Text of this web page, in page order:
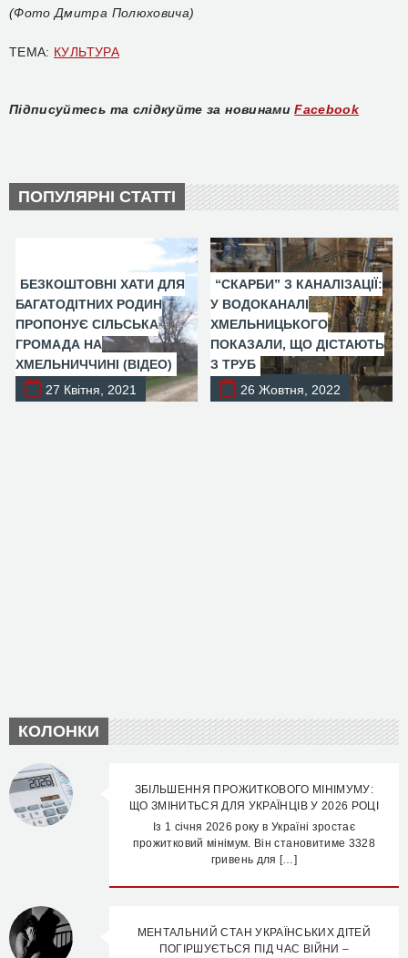
(Фото Дмитра Полюховича)
ТЕМА: КУЛЬТУРА
Підписуйтесь та слідкуйте за новинами Facebook
ПОПУЛЯРНІ СТАТТІ
БЕЗКОШТОВНІ ХАТИ ДЛЯ
БАГАТОДІТНИХ РОДИН
ПРОПОНУЄ СІЛЬСЬКА
ГРОМАДА НА
ХМЕЛЬНИЧЧИНІ (ВІДЕО)
27 Квітня, 2021
“СКАРБИ” З КАНАЛІЗАЦІЇ:
У ВОДОКАНАЛІ
ХМЕЛЬНИЦЬКОГО
ПОКАЗАЛИ, ЩО ДІСТАЮТЬ
З ТРУБ
26 Жовтня, 2022
КОЛОНКИ
ЗБІЛЬШЕННЯ ПРОЖИТКОВОГО МІНІМУМУ:
ЩО ЗМІНИТЬСЯ ДЛЯ УКРАЇНЦІВ У 2026 РОЦІ
Із 1 січня 2026 року в Україні зростає
прожитковий мінімум. Він становитиме 3328
гривень для […]
МЕНТАЛЬНИЙ СТАН УКРАЇНСЬКИХ ДІТЕЙ
ПОГІРШУЄТЬСЯ ПІД ЧАС ВІЙНИ –